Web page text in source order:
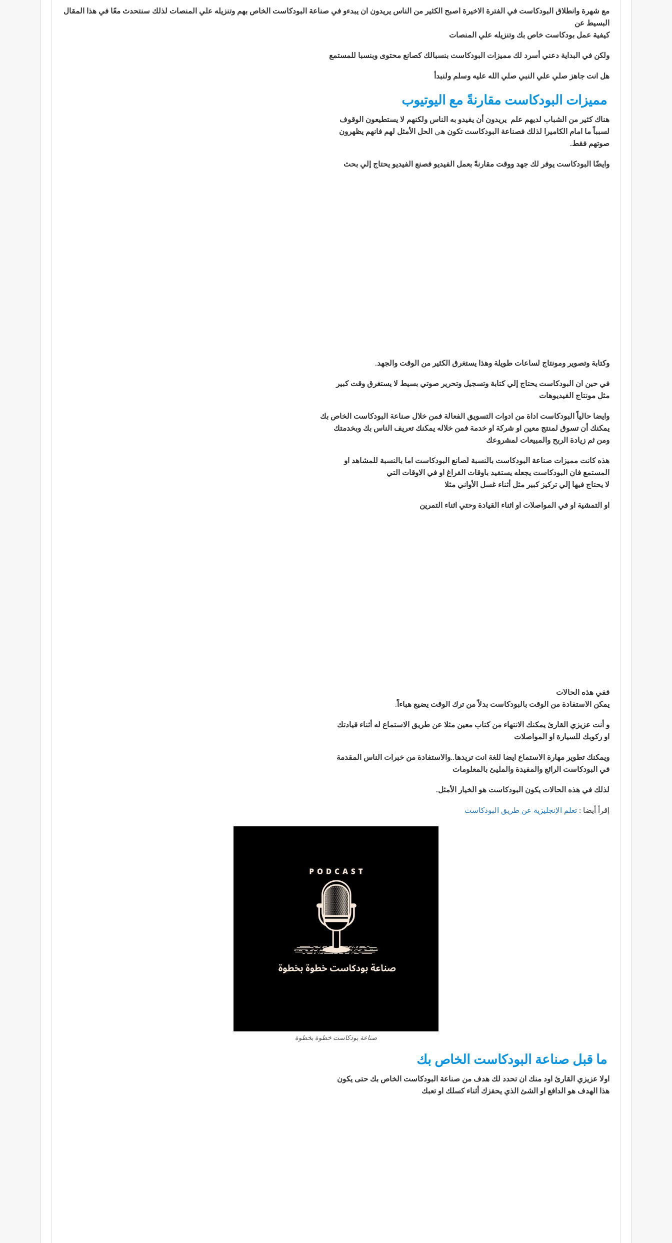
مع شهرة وانطلاق البودكاست في الفترة الاخيرة اصبح الكثير من الناس يريدون ان يبدءو في صناعة البودكاست الخاص بهم وتنزيله علي المنصات لذلك سنتحدث معًا في هذا المقال
البسيط عن
كيفية عمل بودكاست خاص بك وتنزيله علي المنصات
ولكن في البداية دعني أسرد لك مميزات البودكاست بنسبالك كصانع محتوى وبنسبا للمستمع
هل انت جاهز صلي علي النبي صلي الله عليه وسلم ولنبدأ
مميزات البودكاست مقارنةً مع اليوتيوب
هناك كثير من الشباب لديهم علم يريدون أن يفيدو به الناس ولكنهم لا يستطيعون الوقوف
لسبباً ما امام الكاميرا لذلك فصناعة البودكاست تكون هي الحل الأمثل لهم فانهم يظهرون
صوتهم فقط.
وايضًا البودكاست يوفر لك جهد ووقت مقارنةً بعمل الفيديو فصنع الفيديو يحتاج إلي بحث
وكتابة وتصوير ومونتاج لساعات طويلة وهذا يستغرق الكثير من الوقت والجهد.
في حين ان البودكاست يحتاج إلي كتابة وتسجيل وتحرير صوتي بسيط لا يستغرق وقت كبير
مثل مونتاج الفيديوهات
وايضا حالياً البودكاست اداة من ادوات التسويق الفعالة فمن خلال صناعة البودكاست الخاص بك
يمكنك أن تسوق لمنتج معين او شركة او خدمة فمن خلاله يمكنك تعريف الناس بك وبخدمتك
ومن ثم زيادة الربح والمبيعات لمشروعك
هذه كانت مميزات صناعة البودكاست بالنسبة لصانع البودكاست اما بالنسبة للمشاهد او
المستمع فان البودكاست يجعله يستفيد باوقات الفراغ او في الاوقات التي
لا يحتاج فيها إلي تركيز كبير مثل أثناء غسل الأواني مثلا
او التمشية او في المواصلات او اثناء القيادة وحتي اثناء التمرين
ففي هذه الحالات
يمكن الاستفادة من الوقت بالبودكاست بدلاً من ترك الوقت يضيع هباءاً .
و أنت عزيزي القارئ يمكنك الانتهاء من كتاب معين مثلا عن طريق الاستماع له أثناء قيادتك
او ركوبك للسيارة او المواصلات
ويمكنك تطوير مهارة الاستماع ايضا للغة انت تريدها..والاستفادة من خبرات الناس المقدمة
في البودكاست الرائع والمفيدة والمليئ بالمعلومات
لذلك في هذه الحالات يكون البودكاست هو الخيار الأمثل.
إقرأ أيضا : تعلم الإنجليزية عن طريق البودكاست
صناعة بودكاست خطوة بخطوة
ما قبل صناعة البودكاست الخاص بك
اولا عزيزي القارئ اود منك ان تحدد لك هدف من صناعة البودكاست الخاص بك حتى يكون
هذا الهدف هو الدافع او الشئ الذي يحفزك أثناء كسلك او تعبك